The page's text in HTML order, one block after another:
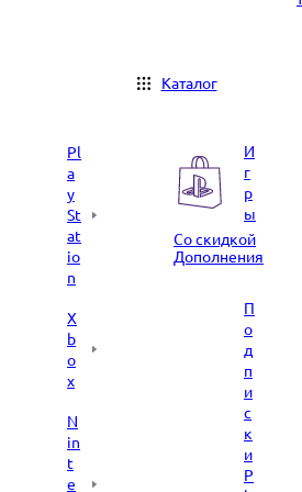
Каталог
Pl
a
y
St
at
io
n
X
b
o
x
N
in
t
e
И
г
р
ы
Со скидкой
Дополнения
П
о
д
п
и
с
к
и
P